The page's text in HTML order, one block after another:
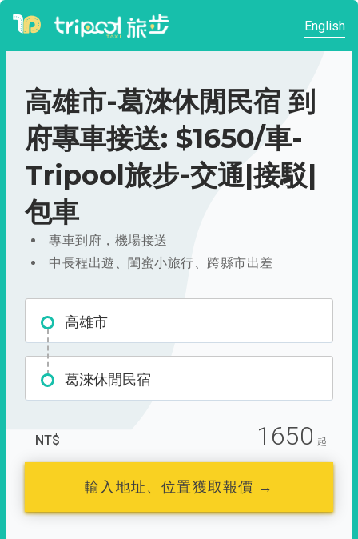
English
高雄市-葛淶休閒民宿 到
府專車接送: $1650/車-
Tripool旅步-交通|接駁|
包車
專車到府，機場接送
中長程出遊、閨蜜小旅行、跨縣市出差
高雄市
葛淶休閒民宿
NT$ 1650 起
輸入地址、位置獲取報價 →